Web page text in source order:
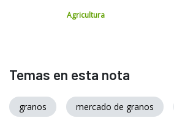
Agricultura
Temas en esta nota
granos mercado de granos